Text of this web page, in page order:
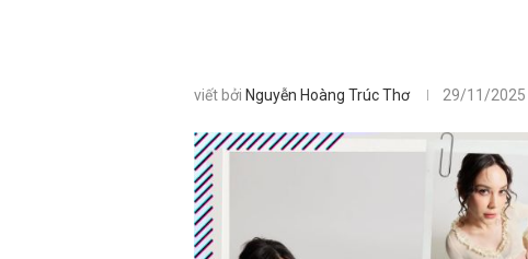
viết bởi Nguyễn Hoàng Trúc Thơ 29/11/2025